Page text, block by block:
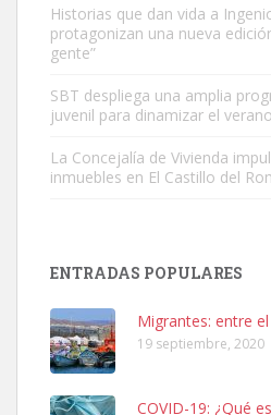
Este gato macho ha aparecido en la
es muy manso y extremadamente
Leales.org » Gran Canaria
Leales.org » Gran Canaria
Historias que dan vida a
protagonizan una nueva
gente”
SBT despliega una amplia
juvenil para dinamizar el verano
La Concejalía de Vivienda
inmuebles en El Castillo del
ENTRADAS POPULARES
Migrantes: entre
19 septiembre, 2020
COVID-19: ¿Qué